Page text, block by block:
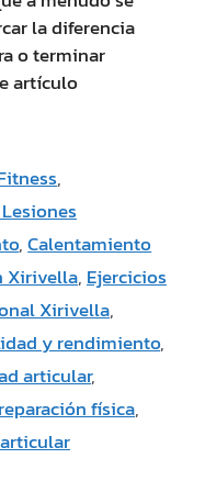
la diferencia
o terminar
artículo
,
,Calentamiento
Xirivella, Ejercicios
Xirivella,
y rendimiento,
articular,
física,